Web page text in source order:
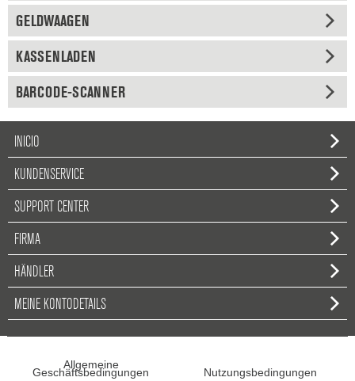
GELDWAAGEN
KASSENLADEN
BARCODE-SCANNER
INICIO
KUNDENSERVICE
SUPPORT CENTER
FIRMA
HÄNDLER
MEINE KONTODETAILS
Allgemeine
Geschäftsbedingungen Nutzungsbedingungen